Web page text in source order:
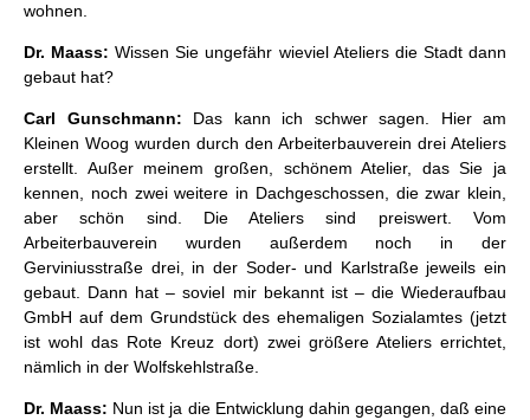
wohnen.
Dr. Maass: Wissen Sie ungefähr wieviel Ateliers die Stadt dann
gebaut hat?
Carl Gunschmann:
Das kann ich schwer sagen. Hier am
Kleinen Woog wurden durch den Arbeiterbauverein drei Ateliers
erstellt. Außer meinem großen, schönem Atelier, das Sie ja
kennen, noch zwei weitere in Dachgeschossen, die zwar klein,
aber schön sind. Die Ateliers sind preiswert. Vom
Arbeiterbauverein wurden außerdem noch in der
Gerviniusstraße drei, in der Soder- und Karlstraße jeweils ein
gebaut. Dann hat – soviel mir bekannt ist – die Wiederaufbau
GmbH auf dem Grundstück des ehemaligen Sozialamtes (jetzt
ist wohl das Rote Kreuz dort) zwei größere Ateliers errichtet,
nämlich in der Wolfskehlstraße.
Dr. Maass: Nun ist ja die Entwicklung dahin gegangen, daß eine